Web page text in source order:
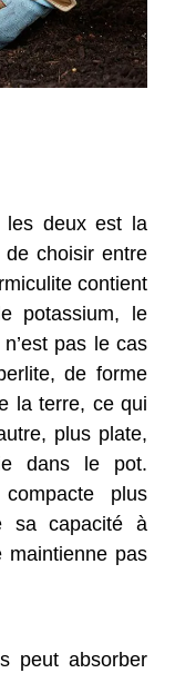
les deux est la
de choisir entre
contient
potassium, le
pas le cas
de forme
la terre, ce qui
plus plate,
dans le pot.
plus
sa capacité à
maintienne pas
peut absorber